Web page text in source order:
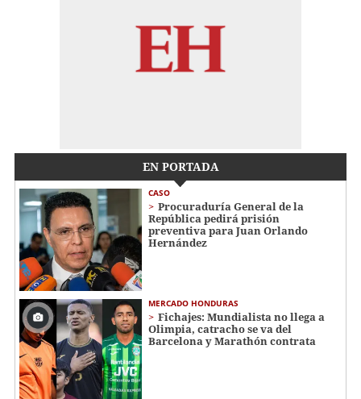
EN PORTADA
CASO
Procuraduría General de la
República pedirá prisión
preventiva para Juan Orlando
Hernández
MERCADO HONDURAS
Fichajes: Mundialista no llega a
Olimpia, catracho se va del
Barcelona y Marathón contrata